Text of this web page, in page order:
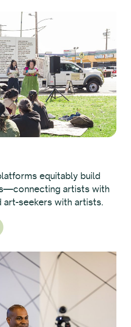
equitably build
artists with
art-seekers with artists.